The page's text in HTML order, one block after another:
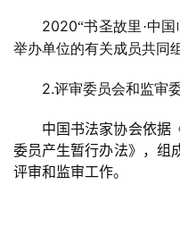
2020“书圣故里·中
举办单位的有关成员共同
2.评审委员会和监审
中国书法家协会依据
委员产生暂行办法》，组
评审和监审工作。